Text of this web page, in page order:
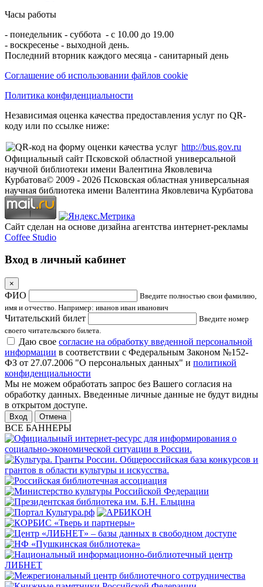
Часы работы
- понедельник - суббота - с 10.00 до 19.00
- воскресенье - выходной день.
Последний вторник каждого месяца - санитарный день
Соглашение об использовании файлов cookie
Политика конфиденциальности
Независимая оценка качества предоставления услуг по QR-
коду или по ссылке ниже:
http://bus.gov.ru
Официальный сайт Псковской областной универсальной
научной библиотеки имени Валентина Яковлевича
Курбатова© 2009 - 2026 Псковская областная универсальная
научная библиотека имени Валентина Яковлевича Курбатова
Сайт сделан на основе дизайна агентства интернет-рекламы
Coffee Studio
Вход в личный кабинет
×
ФИО
Введите полностью свои фамилию,
имя и отчество. Например: иванов иван иванович
Читательский билет
Введите номер
своего читательского билета.
Даю свое согласие на обработку введенной персональной
информации в соответствии с Федеральным Законом №152-
ФЗ от 27.07.2006 "О персональных данных" и политикой
конфиденциальности
Мы не можем обработать запрос без Вашего согласия на
обработку данных. Введенные личные данные не будут видны
в открытом доступе.
Отмена
ВСЕ БАННЕРЫ